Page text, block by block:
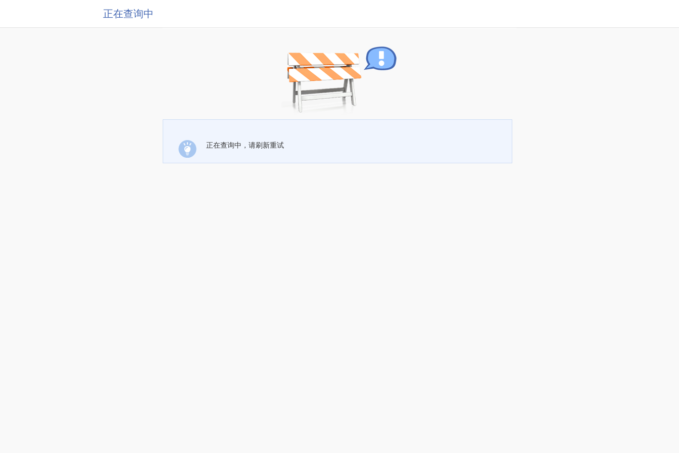
正在查询中
正在查询中，请刷新重试